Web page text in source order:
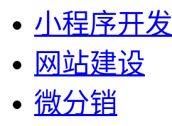
小程序开发
网站建设
微分销